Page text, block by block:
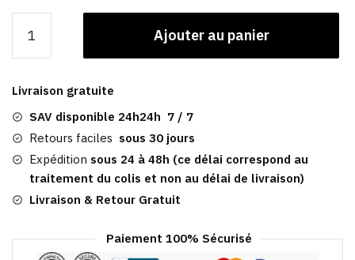
Casquette
Coton
|
Caps
Ajouter au panier
Livraison gratuite
SAV disponible 24h24h 7 / 7
Retours faciles sous 30 jours
Expédition sous 24 à 48h (ce délai correspond au
traitement du colis et non au délai de livraison)
Livraison & Retour Gratuit
Paiement 100% Sécurisé